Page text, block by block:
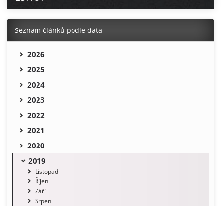
Seznam článků podle data
2026
2025
2024
2023
2022
2021
2020
2019
Listopad
Říjen
Září
Srpen